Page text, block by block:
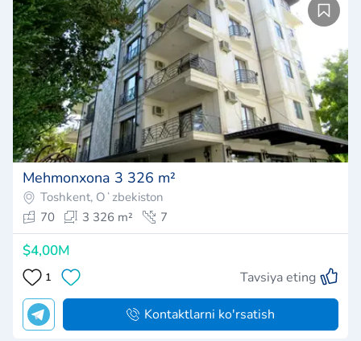
Mehmonxona 3 326 m²
Toshkent, Oʻzbekiston
70
3 326 m² 7
$4,00M
1 Tavsiya eting
Kontaktlarni ko'rsatish